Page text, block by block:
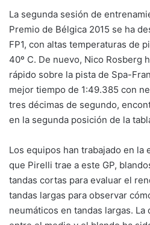
La segunda sesión de
Premio de Bélgica 2015 se ha
FP1, con altas temperaturas de
40º C. De nuevo, Nico Rosberg
rápido sobre la pista de Spa-
mejor tiempo de 1:49.385 con
tres décimas de segundo,
en la segunda posición de la
Los equipos han trabajado en la
que Pirelli trae a este GP,
tandas cortas para evaluar el
tandas largas para observar
neumáticos en tandas largas.